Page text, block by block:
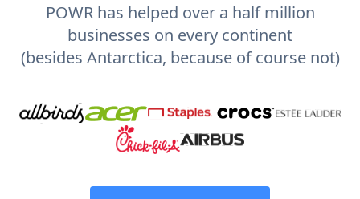
POWR has helped over a half million
businesses on every continent
(besides Antarctica, because of course not)